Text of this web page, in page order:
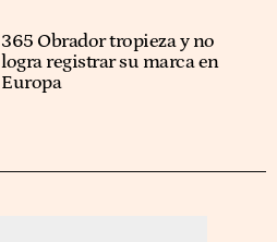
365 Obrador tropieza y no
logra registrar su marca en
Europa